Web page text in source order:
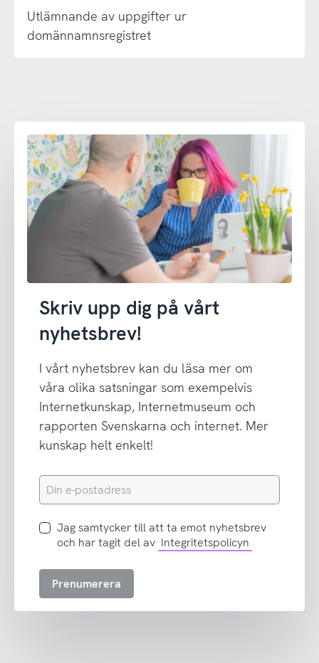
Utlämnande av uppgifter ur
domännamnsregistret
Skriv upp dig på vårt
nyhetsbrev!
I vårt nyhetsbrev kan du läsa mer om
våra olika satsningar som exempelvis
Internetkunskap, Internetmuseum och
rapporten Svenskarna och internet. Mer
kunskap helt enkelt!
Din
e-
Jag
samtycker
att
Jag samtycker till att ta emot nyhetsbrev
och har tagit del av Integritetspolicyn
Prenumerera